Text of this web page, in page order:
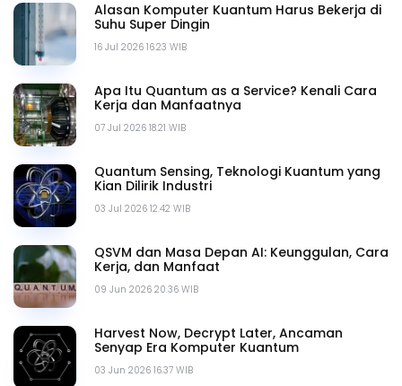
16 Jul 2026 16.23 WIB
Alasan Komputer Kuantum Harus Bekerja di
Suhu Super Dingin
07 Jul 2026 18.21 WIB
Apa Itu Quantum as a Service? Kenali Cara
Kerja dan Manfaatnya
03 Jul 2026 12.42 WIB
Quantum Sensing, Teknologi Kuantum yang
Kian Dilirik Industri
09 Jun 2026 20.36 WIB
QSVM dan Masa Depan AI: Keunggulan, Cara
Kerja, dan Manfaat
03 Jun 2026 16.37 WIB
Harvest Now, Decrypt Later, Ancaman
Senyap Era Komputer Kuantum